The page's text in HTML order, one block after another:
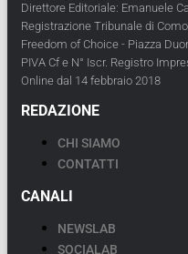
Direttore Editoriale: Emanuele
Registrazione Tribunale di
Freedom of Choice - Piazza
PIVA Cf e N° Iscr. Registro
Online dal 14 febbraio 2018
REDAZIONE
CHI SIAMO
CONTATTI
CANALI
NEWSLAB
SOCIALAB